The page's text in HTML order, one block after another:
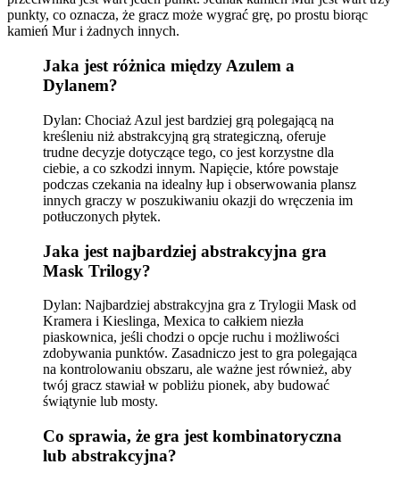
punkty, co oznacza, że ​​gracz może wygrać grę, po prostu biorąc
kamień Mur i żadnych innych.
Jaka jest różnica między Azulem a
Dylanem?
Dylan: Chociaż Azul jest bardziej grą polegającą na
kreśleniu niż abstrakcyjną grą strategiczną, oferuje
trudne decyzje dotyczące tego, co jest korzystne dla
ciebie, a co szkodzi innym. Napięcie, które powstaje
podczas czekania na idealny łup i obserwowania plansz
innych graczy w poszukiwaniu okazji do wręczenia im
potłuczonych płytek.
Jaka jest najbardziej abstrakcyjna gra
Mask Trilogy?
Dylan: Najbardziej abstrakcyjna gra z Trylogii Mask od
Kramera i Kieslinga, Mexica to całkiem niezła
piaskownica, jeśli chodzi o opcje ruchu i możliwości
zdobywania punktów. Zasadniczo jest to gra polegająca
na kontrolowaniu obszaru, ale ważne jest również, aby
twój gracz stawiał w pobliżu pionek, aby budować
świątynie lub mosty.
Co sprawia, że ​​gra jest kombinatoryczna
lub abstrakcyjna?